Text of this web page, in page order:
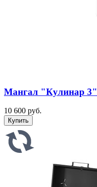
Мангал "Кулинар 3"
10 600 руб.